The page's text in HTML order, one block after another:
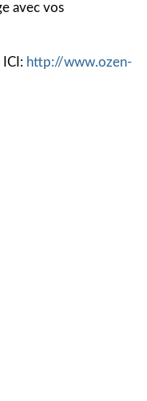
avec vos
http://www.ozen-